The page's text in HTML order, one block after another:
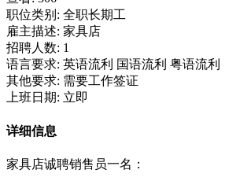
职位类别: 全职长期工
雇主描述: 家具店
招聘人数: 1
语言要求: 英语流利 国语流利 粤语流利
其他要求: 需要工作签证
上班日期: 立即
详细信息
家具店诚聘销售员一名：